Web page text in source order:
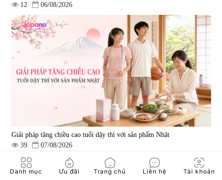
Danh mục Ưu đãi Trang chủ Liên hệ Tài khoản
Viên uống hỗ trợ tăng cường
sinh lý nam Fujina Monster Shot
150 viên
12.480
880.000 đ
Viên uống hỗ trợ điều trị ung thư
Fucoidan Okinawa Kanehide Bio
EX 323mg - 150 viên
790.621
4.473.500 đ
12
06/08/2026
Giải pháp tăng chiều cao tuổi dậy thì với sản phẩm Nhật
39
07/08/2026